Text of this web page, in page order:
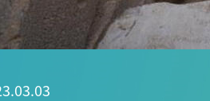
研究者総覧